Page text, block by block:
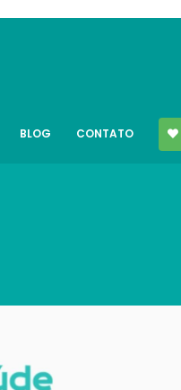
BLOG CONTATO